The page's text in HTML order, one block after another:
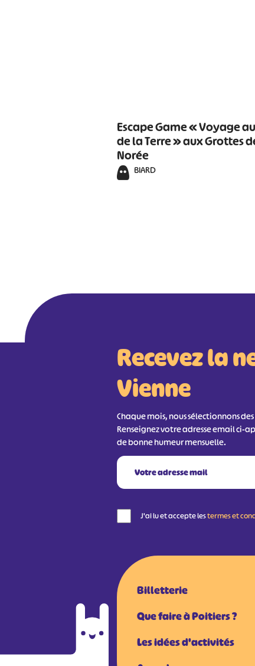
Escape Game « Voyage
de la Terre » aux Grottes
Norée
BIARD
Recevez la
Vienne
Chaque mois, nous sélectionnons
Renseignez votre adresse email ci-
de bonne humeur mensuelle.
J'ai lu et accepte lestermes et
Billetterie
Que faire à Poitiers ?
Les idées d'activités